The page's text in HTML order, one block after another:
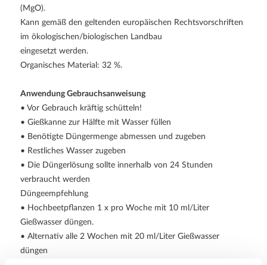
(MgO).
Kann gemäß den geltenden europäischen Rechtsvorschriften
im ökologischen/biologischen Landbau
eingesetzt werden.
Organisches Material: 32 %.
Anwendung Gebrauchsanweisung
• Vor Gebrauch kräftig schütteln!
• Gießkanne zur Hälfte mit Wasser füllen
• Benötigte Düngermenge abmessen und zugeben
• Restliches Wasser zugeben
• Die Düngerlösung sollte innerhalb von 24 Stunden
verbraucht werden
Düngeempfehlung
• Hochbeetpflanzen 1 x pro Woche mit 10 ml/Liter
Gießwasser düngen.
• Alternativ alle 2 Wochen mit 20 ml/Liter Gießwasser
düngen